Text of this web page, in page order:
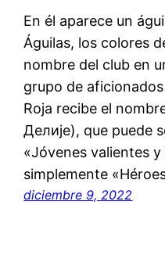
En él aparece un
Águilas, los colores
nombre del club en
grupo de
Roja recibe el
Делије), que puede
«Jóvenes valientes
simplemente
diciembre 9, 2022